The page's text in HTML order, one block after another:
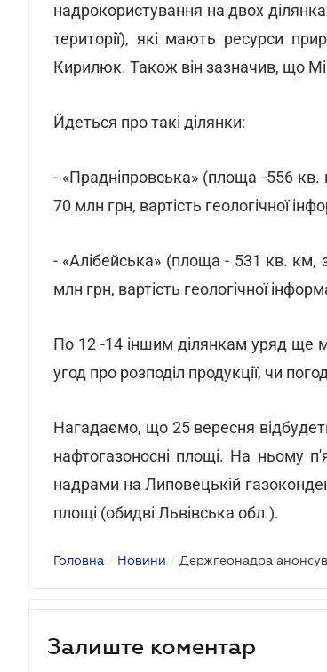
надрокористування на двох
території), які мають ресурси
Кирилюк. Також він зазначив, що
Йдеться про такі ділянки:
- «Прадніпровська» (площа -556 кв.
70 млн грн, вартість геологічної
- «Алібейська» (площа - 531 кв. км,
млн грн, вартість геологічної
По 12 -14 іншим ділянкам уряд ще
угод про розподіл продукції, чи
Нагадаємо, що 25 вересня
нафтогазоносні площі. На ньому
надрами на Липовецькій
площі (обидві Львівська обл.).
Головна / Новини /
Залиште коментар